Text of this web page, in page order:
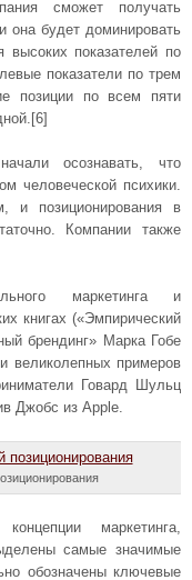
сможет получать
она будет доминировать
высоких показателей по
показатели по трем
позиции по всем пяти
осознавать, что
человеческой психики.
и позиционирования в
Компании также
маркетинга и
книгах («Эмпирический
брендинг» Марка Гобе
великолепных примеров
Говард Шульц
Джобс из Apple.
маркетинга,
самые значимые
обозначены ключевые